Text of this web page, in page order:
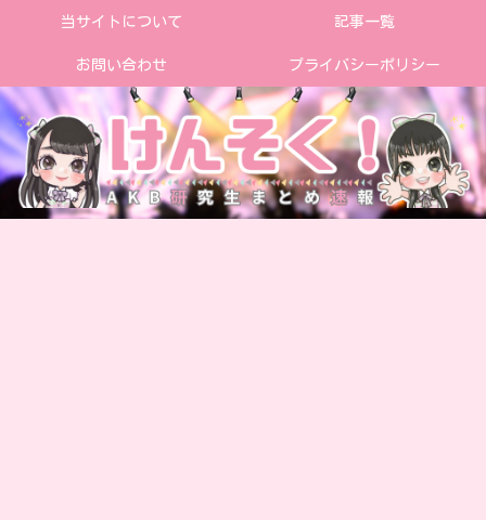
当サイトについて 記事一覧
お問い合わせ プライバシーポリシー